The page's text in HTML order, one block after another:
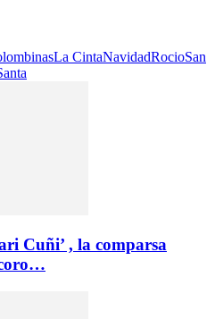
La CintaNavidadRocioSan
Cuñi’ , la comparsa
coro…